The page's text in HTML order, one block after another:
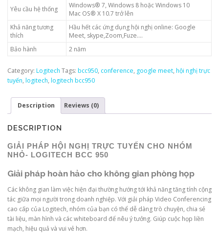
Yêu cầu hệ thống
Windows® 7, Windows 8 hoặc Windows 10
Mac OS® X 10.7 trở lên
Khả năng tương
thích
Hầu hết các ứng dụng hội nghị online: Google
Meet, skype,Zoom,Fuze….
Bảo hành
2 năm
Category: Logitech Tags: bcc950, conference, google meet, hội nghị trực
tuyến, logitech, logitech bcc950
Description Reviews (0)
DESCRIPTION
GIẢI PHÁP HỘI NGHỊ TRỰC TUYẾN CHO NHÓM
NHỎ- LOGITECH BCC 950
Giải pháp hoàn hảo cho không gian phòng họp
Các không gian làm việc hiện đại thường hướng tới khả năng tăng tính cộng
tác giữa mọi người trong doanh nghiệp. Với giải pháp Video Conferencing
cao cấp của Logitech, nhóm của bạn có thể dễ dàng trò chuyện, chia sẻ
tài liệu, màn hình và các whiteboard để nêu ý tưởng. Giúp cuộc họp liền
mạch, hiệu quả và vui vẻ hơn.